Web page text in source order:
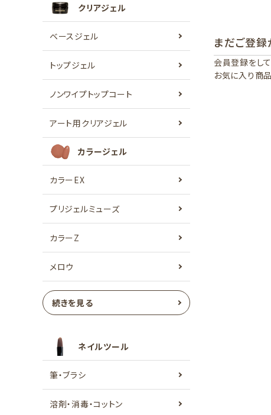
クリアジェル
ベースジェル
トップジェル
ノンワイプトップコート
アート用クリアジェル
カラージェル
カラーEX
プリジェルミューズ
カラーZ
メロウ
続きを見る
ネイルツール
筆・ブラシ
溶剤・消毒・コットン
まだご登
会員登録をし
お気に入り商